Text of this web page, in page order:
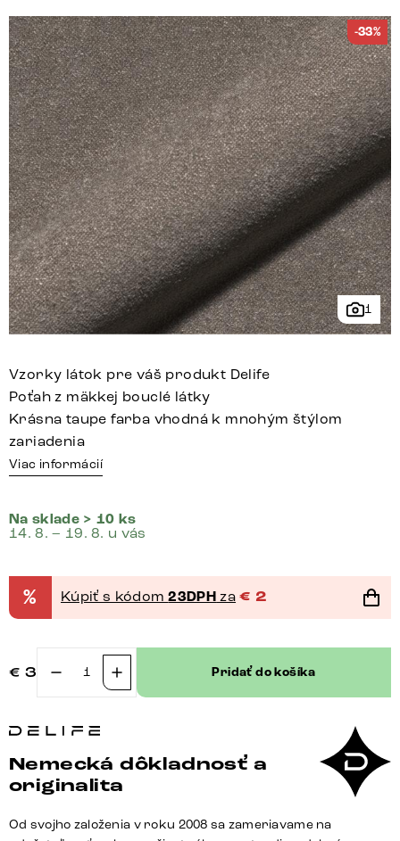
1
-33%
Vzorky látok pre váš produkt Delife
Poťah z mäkkej bouclé látky
Krásna taupe farba vhodná k mnohým štýlom
zariadenia
Viac informácií
Na sklade > 10 ks
14. 8. – 19. 8. u vás
% Kúpiť s kódom23DPH za € 2
€ 3
množstvo
látky
látka
mäkká
taupe
Pridať do košíka
Nemecká dôkladnosť a
originalita
Od svojho založenia v roku 2008 sa zameriavame na